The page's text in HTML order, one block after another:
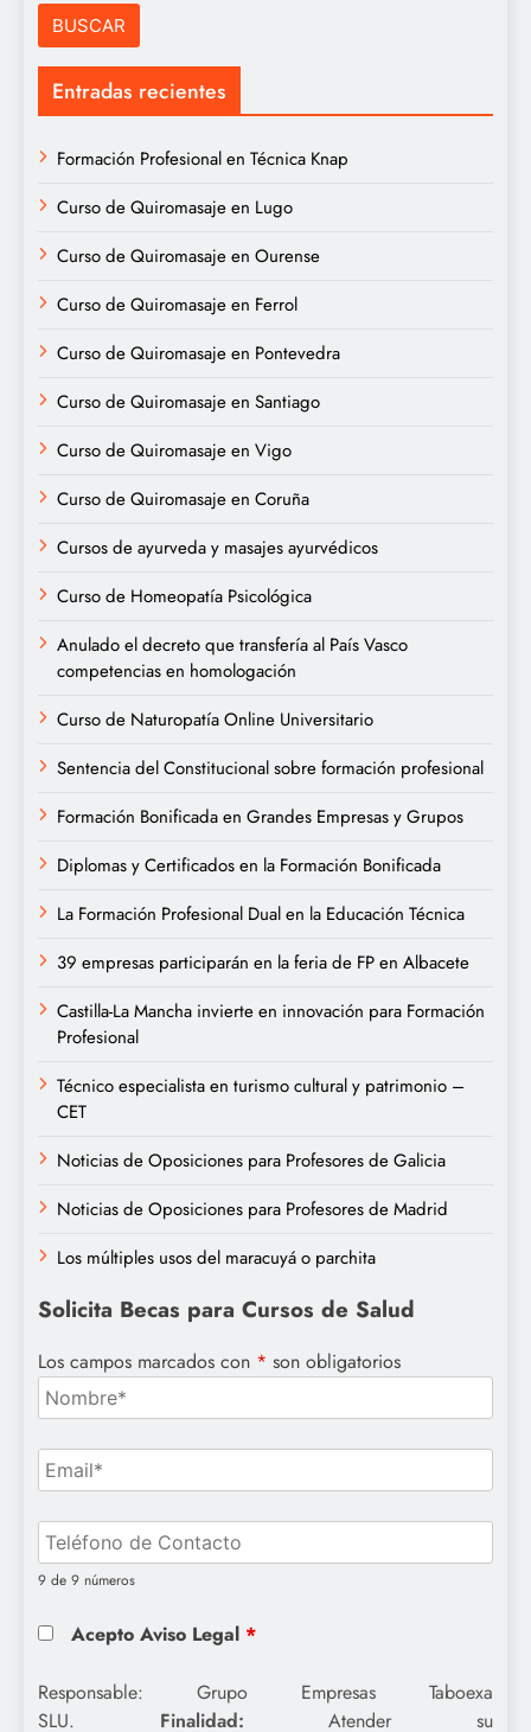
Entradas recientes
Formación Profesional en Técnica Knap
Curso de Quiromasaje en Lugo
Curso de Quiromasaje en Ourense
Curso de Quiromasaje en Ferrol
Curso de Quiromasaje en Pontevedra
Curso de Quiromasaje en Santiago
Curso de Quiromasaje en Vigo
Curso de Quiromasaje en Coruña
Cursos de ayurveda y masajes ayurvédicos
Curso de Homeopatía Psicológica
Anulado el decreto que transfería al País Vasco
competencias en homologación
Curso de Naturopatía Online Universitario
Sentencia del Constitucional sobre formación profesional
Formación Bonificada en Grandes Empresas y Grupos
Diplomas y Certificados en la Formación Bonificada
La Formación Profesional Dual en la Educación Técnica
39 empresas participarán en la feria de FP en Albacete
Castilla-La Mancha invierte en innovación para Formación
Profesional
Técnico especialista en turismo cultural y patrimonio –
CET
Noticias de Oposiciones para Profesores de Galicia
Noticias de Oposiciones para Profesores de Madrid
Los múltiples usos del maracuyá o parchita
Solicita Becas para Cursos de Salud
Los campos marcados con * son obligatorios
9 de 9 números
Acepto Aviso Legal *
Responsable: Grupo Empresas Taboexa
SLU. Finalidad:Atender su